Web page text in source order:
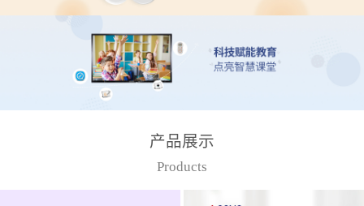
产品展示
Products